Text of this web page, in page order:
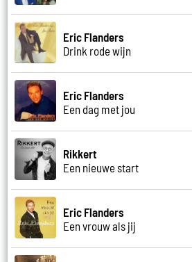
Eric Flanders
Drink rode wijn
Eric Flanders
Een dag met jou
Rikkert
Een nieuwe start
Eric Flanders
Een vrouw als jij